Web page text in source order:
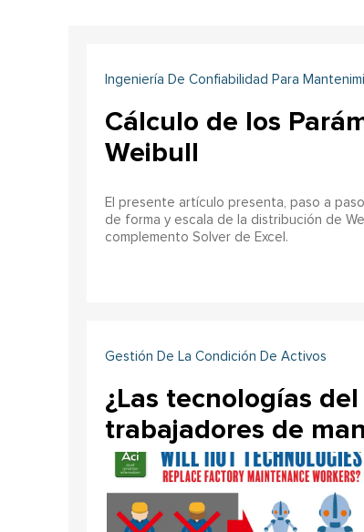
Ingeniería De Confiabilidad Para
Cálculo de los
Weibull
El presente artículo presenta, paso a
de forma y escala de la distribución de
complemento Solver de Excel.
Gestión De La Condición De Activos
¿Las tecnologías
trabajadores de